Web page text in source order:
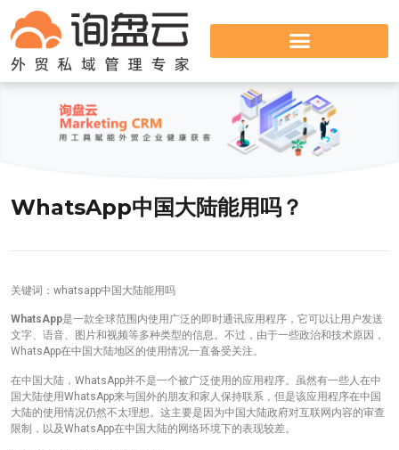
WhatsApp中国大陆能用吗？
关键词：whatsapp中国大陆能用吗
WhatsApp是一款全球范围内使用广泛的即时通讯应用程序，它可以让用户发送
文字、语音、图片和视频等多种类型的信息。不过，由于一些政治和技术原因，
WhatsApp在中国大陆地区的使用情况一直备受关注。
在中国大陆，WhatsApp并不是一个被广泛使用的应用程序。虽然有一些人在中
国大陆使用WhatsApp来与国外的朋友和家人保持联系，但是该应用程序在中国
大陆的使用情况仍然不太理想。这主要是因为中国大陆政府对互联网内容的审查
限制，以及WhatsApp在中国大陆的网络环境下的表现较差。